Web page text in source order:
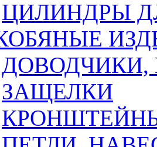
ЦИЛИНДРЫ
ЗАЩЕЛКИ